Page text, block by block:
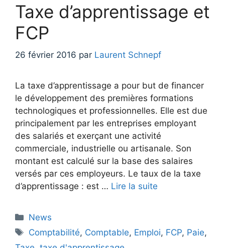
Taxe d’apprentissage et
FCP
26 février 2016 par Laurent Schnepf
La taxe d’apprentissage a pour but de financer
le développement des premières formations
technologiques et professionnelles. Elle est due
principalement par les entreprises employant
des salariés et exerçant une activité
commerciale, industrielle ou artisanale. Son
montant est calculé sur la base des salaires
versés par ces employeurs. Le taux de la taxe
d’apprentissage : est … Lire la suite
Catégories
News
Étiquettes
Comptabilité, Comptable, Emploi, FCP, Paie,